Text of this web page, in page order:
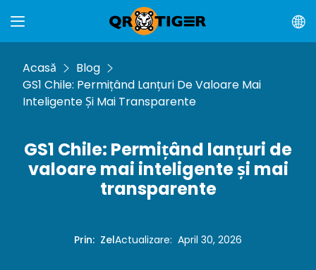
Acasă
Blog
GS1 Chile: Permițând Lanțuri De Valoare Mai
Inteligente Și Mai Transparente
GS1 Chile: Permițând lanțuri de
valoare mai inteligente și mai
transparente
Prin: ZelActualizare: April 30, 2026